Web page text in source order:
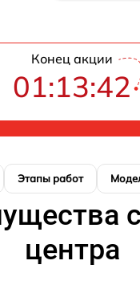
Конец акции
01:13:41
Этапы работ
центра